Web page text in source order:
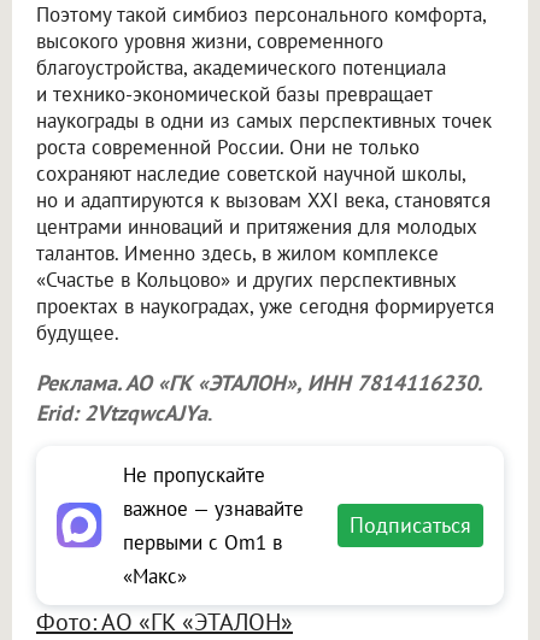
Поэтому такой симбиоз персонального комфорта,
высокого уровня жизни, современного
благоустройства, академического потенциала
и технико-экономической базы превращает
наукограды в одни из самых перспективных точек
роста современной России. Они не только
сохраняют наследие советской научной школы,
но и адаптируются к вызовам XXI века, становятся
центрами инноваций и притяжения для молодых
талантов. Именно здесь, в жилом комплексе
«Счастье в Кольцово» и других перспективных
проектах в наукоградах, уже сегодня формируется
будущее.
Реклама. АО «ГК «ЭТАЛОН», ИНН 7814116230.
Erid: 2VtzqwcAJYa.
Не пропускайте
важное — узнавайте
первыми с Om1 в
«Макс»
Подписаться
Фото: АО «ГК «ЭТАЛОН»